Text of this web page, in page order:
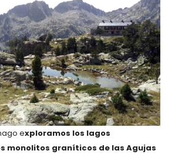
exploramos los lagos
monolitos graníticos de las Agujas